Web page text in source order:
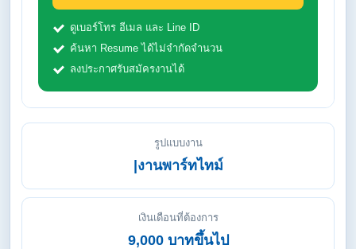
ดูเบอร์โทร อีเมล และ Line ID
ค้นหา Resume ได้ไม่จำกัดจำนวน
ลงประกาศรับสมัครงานได้
รูปแบบงาน
|งานพาร์ทไทม์
เงินเดือนที่ต้องการ
9,000 บาทขึ้นไป